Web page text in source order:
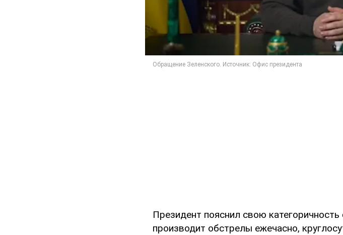
Президент пояснил свою
производит обстрелы ежечасно,